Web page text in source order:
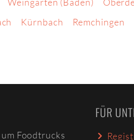
Kürnbach Remchingen
Foodtrucks
FÜR